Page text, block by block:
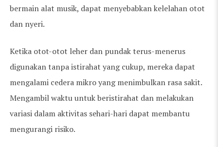
bermain alat musik, dapat menyebabkan kelelahan otot
dan nyeri.
Ketika otot-otot leher dan pundak terus-menerus
digunakan tanpa istirahat yang cukup, mereka dapat
mengalami cedera mikro yang menimbulkan rasa sakit.
Mengambil waktu untuk beristirahat dan melakukan
variasi dalam aktivitas sehari-hari dapat membantu
mengurangi risiko.